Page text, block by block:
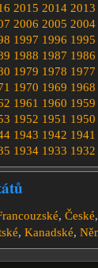
2015 2014 2013
2006 2005 2004
1997 1996 1995
1988 1987 1986
1979 1978 1977
1970 1969 1968
1961 1960 1959
1952 1951 1950
1943 1942 1941
1934 1933 1932
, České,
, Kanadské,